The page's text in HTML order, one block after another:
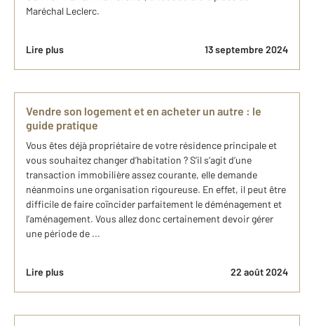
Maréchal Leclerc.
Lire plus 13 septembre 2024
Vendre son logement et en acheter un autre : le
guide pratique
Vous êtes déjà propriétaire de votre résidence principale et
vous souhaitez changer d’habitation ? S’il s’agit d’une
transaction immobilière assez courante, elle demande
néanmoins une organisation rigoureuse. En effet, il peut être
difficile de faire coïncider parfaitement le déménagement et
l’aménagement. Vous allez donc certainement devoir gérer
une période de ...
Lire plus 22 août 2024